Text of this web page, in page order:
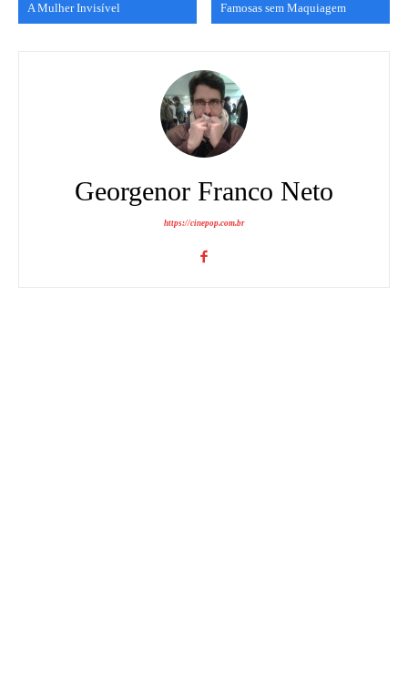
A Mulher Invisível Famosas sem Maquiagem
Georgenor Franco Neto
https://cinepop.com.br